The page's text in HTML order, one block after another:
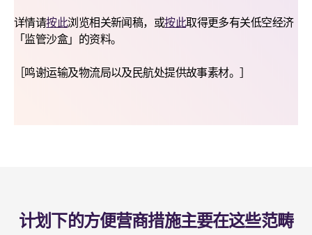
详情请按此浏览相关新闻稿，或按此取得更多有关低空经济
「监管沙盒」的资料。
［鸣谢运输及物流局以及民航处提供故事素材。］
计划下的方便营商措施主要在这些范畴